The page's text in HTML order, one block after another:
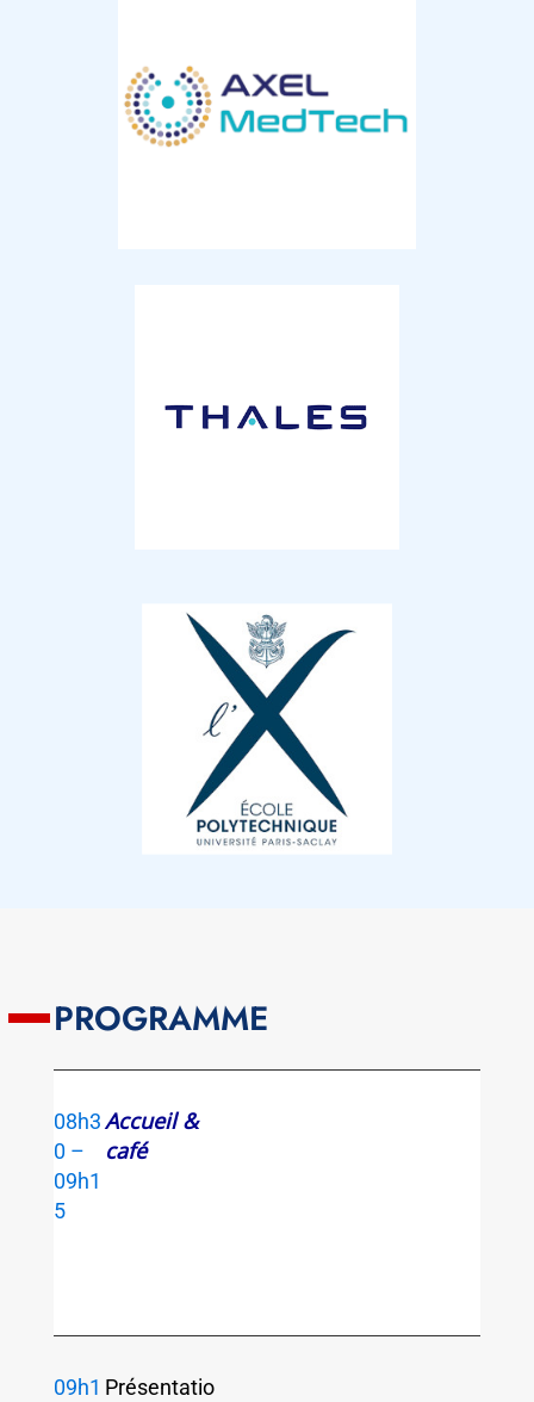
PROGRAMME
08h3
0 –
09h1
5
Accueil &
café
09h1 Présentatio